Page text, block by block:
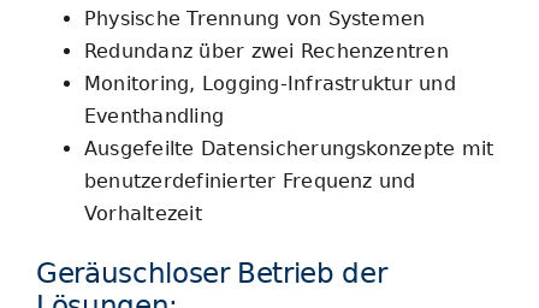
Physische Trennung von Systemen
Redundanz über zwei Rechenzentren
Monitoring, Logging-Infrastruktur und
Eventhandling
Ausgefeilte Datensicherungskonzepte mit
benutzerdefinierter Frequenz und
Vorhaltezeit
Geräuschloser Betrieb der